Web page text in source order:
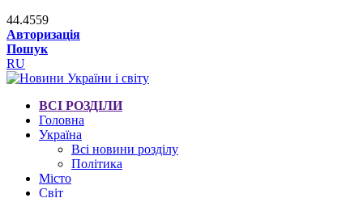
44.4559
Авторизація
Пошук
RU
ВСІ РОЗДІЛИ
Головна
Україна
Всі новини розділу
Політика
Місто
Світ